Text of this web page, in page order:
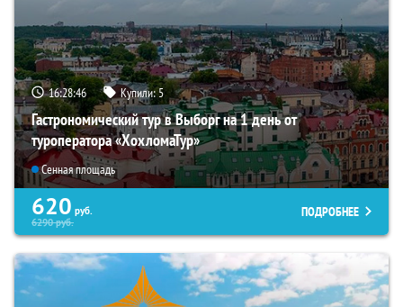
16:28:45 Купили:5
Гастрономический тур в Выборг на 1 день от
туроператора «ХохломаТур»
Сенная площадь
620 руб.
6290руб.
ПОДРОБНЕЕ